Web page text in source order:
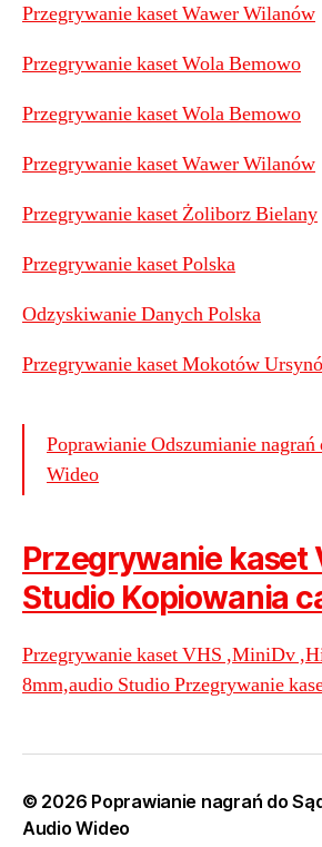
Przegrywanie kaset Wawer Wilanów
Przegrywanie kaset Wola Bemowo
Przegrywanie kaset Wola Bemowo
Przegrywanie kaset Wawer Wilanów
Przegrywanie kaset Żoliborz Bielany
Przegrywanie kaset Polska
Odzyskiwanie Danych Polska
Przegrywanie kaset Mokotów
Poprawianie Odszumianie
Wideo
Przegrywanie kaset
Studio Kopiowania
Przegrywanie kaset VHS ,MiniDv
8mm,audio Studio Przegrywanie
© 2026 Poprawianie nagrań do
Audio Wideo